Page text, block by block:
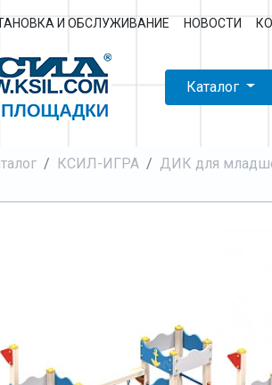
И ОБСЛУЖИВАНИЕ НОВОСТИ
Каталог
КСИЛ-ИГРА ДИК для